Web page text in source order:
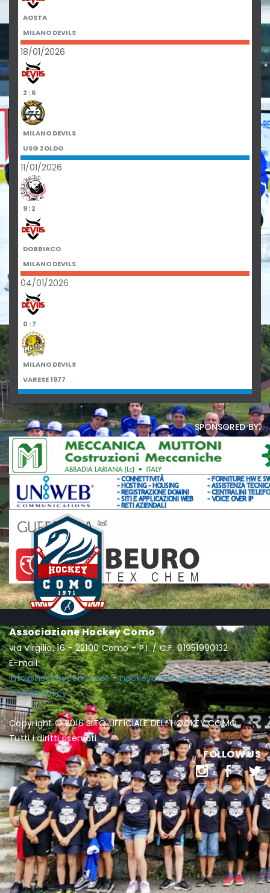
AOSTA
MILANO DEVILS
18/01/2026
2 : 6
MILANO DEVILS
USG ZOLDO
11/01/2026
9 : 2
DOBBIACO
MILANO DEVILS
04/01/2026
0 : 7
MILANO DEVILS
VARESE 1977
sponsored by:
Associazione Hockey Como
via Virgilio, 16 - 22100 Como - P.I. / C.F. 01951990132
E-mail:
info@hockeycomo.net-hockeycomo@pecsemplice.com
Cookie Policy
Copyright © 2016 SITO UFFICIALE DELL'HOCKEY COMO.
Tutti i diritti riservati.
FOLLOW US